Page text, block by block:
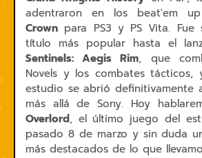
adentraron en los beat'em
Crown para PS3 y PS Vita. Fue
título más popular hasta el
Sentinels: Aegis Rim, que
Novels y los combates
estudio se abrió definitivamente
más allá de Sony. Hoy
Overlord, el último juego del
pasado 8 de marzo y sin duda
más destacados de lo que